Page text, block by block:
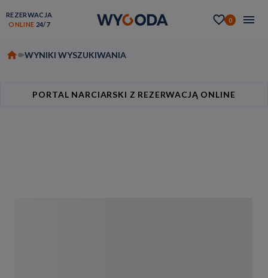
REZERWACJA
ONLINE 24/7
0
WYNIKI WYSZUKIWANIA
PORTAL NARCIARSKI Z REZERWACJĄ ONLINE